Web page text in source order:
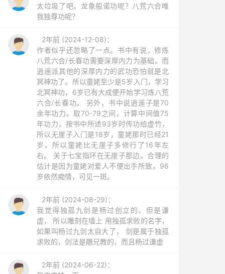
太垃圾了吧。龙象般诺功呢？八荒六合唯
我独尊功呢？
2年前 (2024-12-08)：
作者似乎还忽略了一点。书中有说，修炼
八荒六合/长春功需要深厚内力为基础。而
逍遥派其他的深厚内力的武功恐怕就是北
冥神功了。所以童姥至少是5岁入门，学习
北冥神功，6岁已有大成便开始学习炼八荒
六合/长春功。 另外，书中说逍遥子是70
余年功力。取70-79之间，计算中间值75
年功力，按书中所述93岁时传功给虚竹，
所以无崖子入门是18岁，童姥那时已经21
岁，所以童姥比无崖子多修行了16年左
右。 关于七宝指环在无崖子那边。合理的
估计是因为童姥对爱人不便出手所致。96
岁依然痴情，可见一斑。
2年前 (2024-08-29)：
我觉得独孤九剑是杨过创立的，但是谦
虚， 所以雕刻在墙上 用独孤求败的名字，
如果叫杨过九剑太自大了， 剑是属于独孤
求败的，剑法是鵰兄教的，而且杨过谦虚
2年前 (2024-06-22)：